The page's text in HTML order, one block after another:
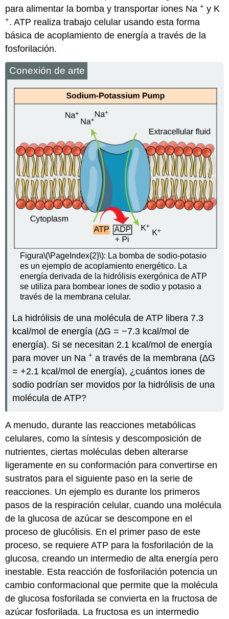
para alimentar la bomba y transportar iones Na+ y K
+. ATP realiza trabajo celular usando esta forma
básica de acoplamiento de energía a través de la
fosforilación.
Conexión de arte
Figura\(\PageIndex{2}\): La bomba de sodio-potasio
es un ejemplo de acoplamiento energético. La
energía derivada de la hidrólisis exergónica de ATP
se utiliza para bombear iones de sodio y potasio a
través de la membrana celular.
La hidrólisis de una molécula de ATP libera 7.3
kcal/mol de energía (∆G = −7.3 kcal/mol de
energía). Si se necesitan 2.1 kcal/mol de energía
para mover un Na+ a través de la membrana (∆G
= +2.1 kcal/mol de energía), ¿cuántos iones de
sodio podrían ser movidos por la hidrólisis de una
molécula de ATP?
A menudo, durante las reacciones metabólicas
celulares, como la síntesis y descomposición de
nutrientes, ciertas moléculas deben alterarse
ligeramente en su conformación para convertirse en
sustratos para el siguiente paso en la serie de
reacciones. Un ejemplo es durante los primeros
pasos de la respiración celular, cuando una molécula
de la glucosa de azúcar se descompone en el
proceso de glucólisis. En el primer paso de este
proceso, se requiere ATP para la fosforilación de la
glucosa, creando un intermedio de alta energía pero
inestable. Esta reacción de fosforilación potencia un
cambio conformacional que permite que la molécula
de glucosa fosforilada se convierta en la fructosa de
azúcar fosforilada. La fructosa es un intermedio